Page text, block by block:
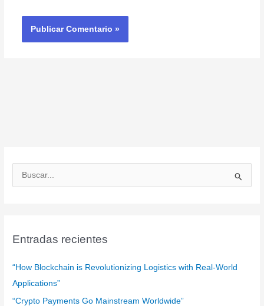
u
a
:
Entradas recientes
“How Blockchain is Revolutionizing Logistics with Real-World
Applications”
“Crypto Payments Go Mainstream Worldwide”